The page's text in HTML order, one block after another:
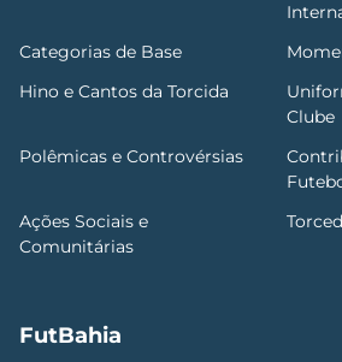
Categorias de Base
Hino e Cantos da Torcida
Clube
Polêmicas e Controvérsias
Ações Sociais e
Comunitárias
FutBahia